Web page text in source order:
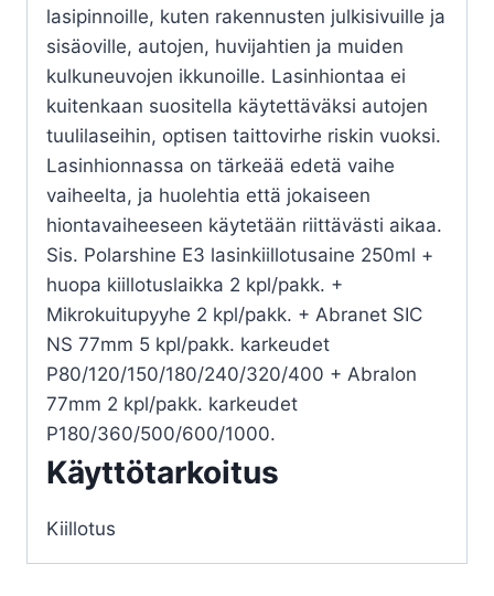
lasipinnoille, kuten rakennusten julkisivuille ja
sisäoville, autojen, huvijahtien ja muiden
kulkuneuvojen ikkunoille. Lasinhiontaa ei
kuitenkaan suositella käytettäväksi autojen
tuulilaseihin, optisen taittovirhe riskin vuoksi.
Lasinhionnassa on tärkeää edetä vaihe
vaiheelta, ja huolehtia että jokaiseen
hiontavaiheeseen käytetään riittävästi aikaa.
Sis. Polarshine E3 lasinkiillotusaine 250ml +
huopa kiillotuslaikka 2 kpl/pakk. +
Mikrokuitupyyhe 2 kpl/pakk. + Abranet SIC
NS 77mm 5 kpl/pakk. karkeudet
P80/120/150/180/240/320/400 + Abralon
77mm 2 kpl/pakk. karkeudet
P180/360/500/600/1000.
Käyttötarkoitus
Kiillotus